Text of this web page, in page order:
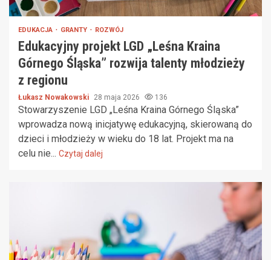
EDUKACJA GRANTY ROZWÓJ
Edukacyjny projekt LGD „Leśna Kraina
Górnego Śląska” rozwija talenty młodzieży
z regionu
Łukasz Nowakowski 28 maja 2026 136
Stowarzyszenie LGD „Leśna Kraina Górnego Śląska”
wprowadza nową inicjatywę edukacyjną, skierowaną do
dzieci i młodzieży w wieku do 18 lat. Projekt ma na
celu nie... Czytaj dalej